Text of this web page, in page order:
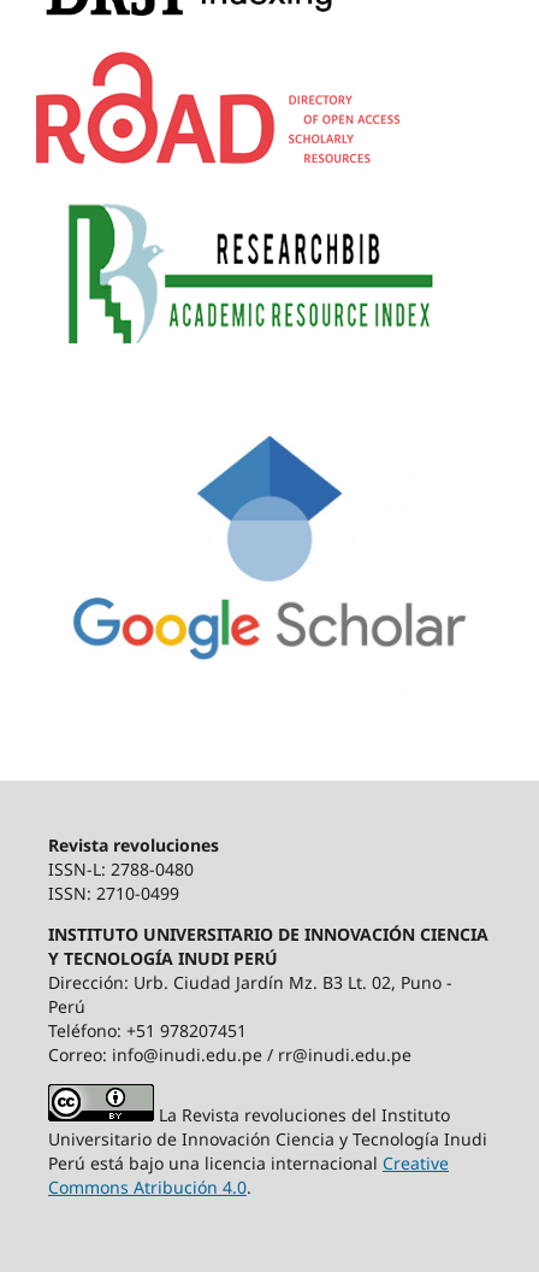
Revista revoluciones
ISSN-L: 2788-0480
ISSN: 2710-0499
INSTITUTO UNIVERSITARIO DE INNOVACIÓN CIENCIA
Y TECNOLOGÍA INUDI PERÚ
Dirección: Urb. Ciudad Jardín Mz. B3 Lt. 02, Puno -
Perú
Teléfono: +51 978207451
Correo: info@inudi.edu.pe / rr@inudi.edu.pe
La Revista revoluciones del Instituto
Universitario de Innovación Ciencia y Tecnología Inudi
Perú está bajo una licencia internacional Creative
Commons Atribución 4.0.